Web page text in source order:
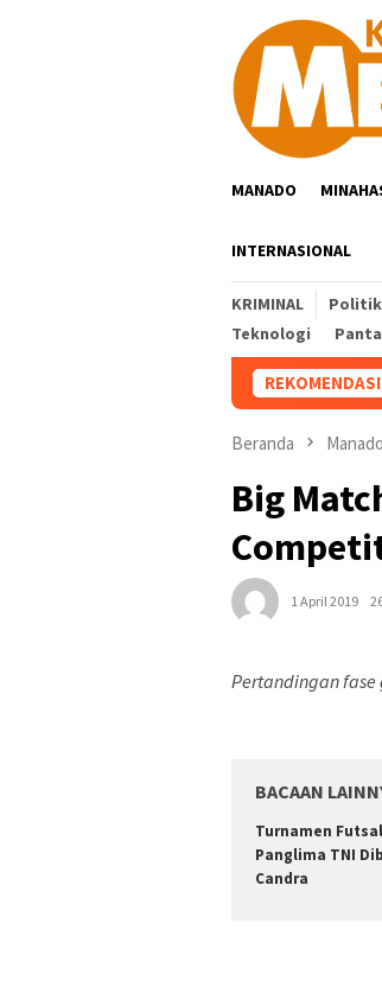
MANADO
INTERNASIONAL
KRIMINAL Politik
Teknologi
REKOMENDASI
Beranda Manado
Big
1 April 2019
Pertandingan fase
BACAAN
Turnamen
Panglima TNI
Candra